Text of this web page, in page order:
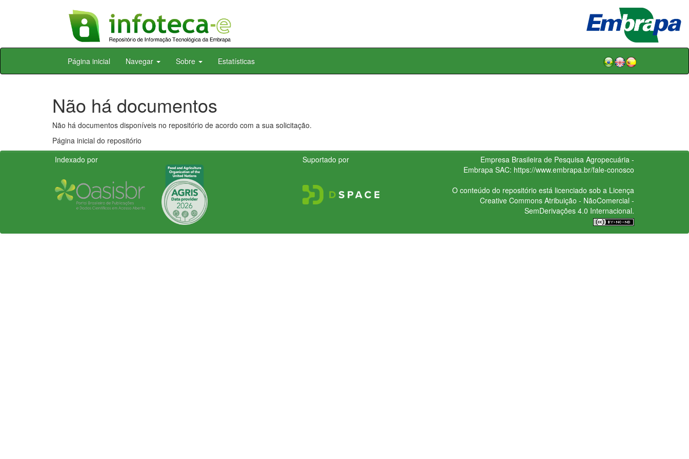
Skip
Página inicial Navegar Sobre Estatísticas
Não há documentos
Não há documentos disponíveis no repositório de acordo com a sua solicitação.
Página inicial do repositório
Indexado por
Suportado por
Empresa Brasileira de Pesquisa Agropecuária -
Embrapa SAC: https://www.embrapa.br/fale-conosco
O conteúdo do repositório está licenciado sob a Licença
Creative CommonsAtribuição - NãoComercial -
SemDerivações 4.0 Internacional.